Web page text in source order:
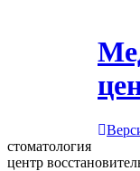
стоматология
центр